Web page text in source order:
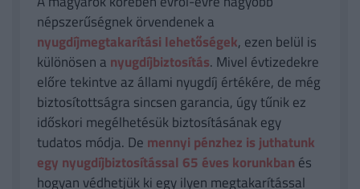
népszerűségnek örvendenek a
nyugdíjmegtakarítási lehetőségek, ezen belül is
különösen a nyugdíjbiztosítás. Mivel évtizedekre
előre tekintve az állami nyugdíj értékére, de még
biztosítottságra sincsen garancia, úgy tűnik ez
időskori megélhetésük biztosításának egy
tudatos módja. De mennyi pénzhez is juthatunk
egy nyugdíjbiztosítással 65 éves korunkban és
hogyan védhetjük ki egy ilyen megtakarítással